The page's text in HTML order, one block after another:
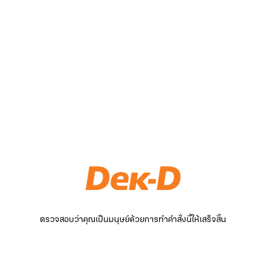
ตรวจสอบว่าคุณเป็นมนุษย์ด้วยการทำคำสั่งนี้ให้เสร็จสิ้น